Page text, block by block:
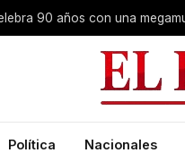
Política Nacionales